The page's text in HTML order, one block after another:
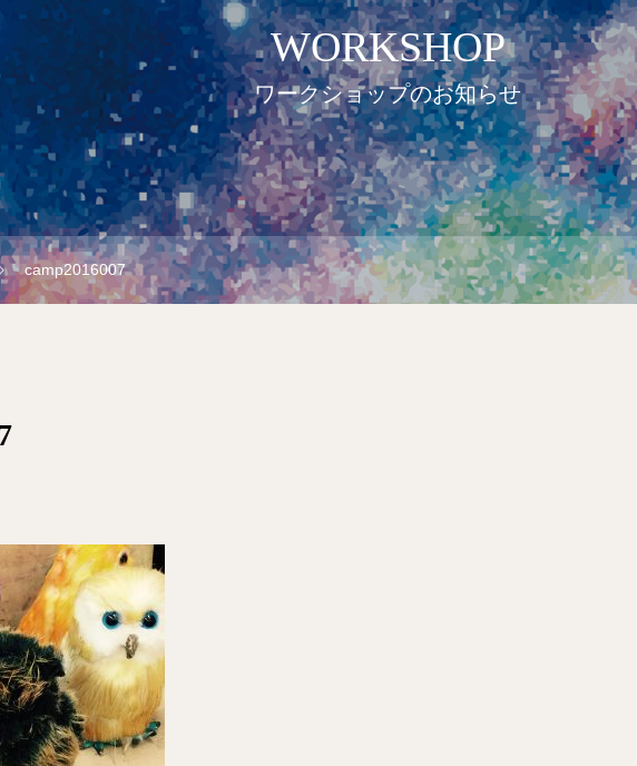
WORKSHOP
ワークショップのお知らせ
camp2016007